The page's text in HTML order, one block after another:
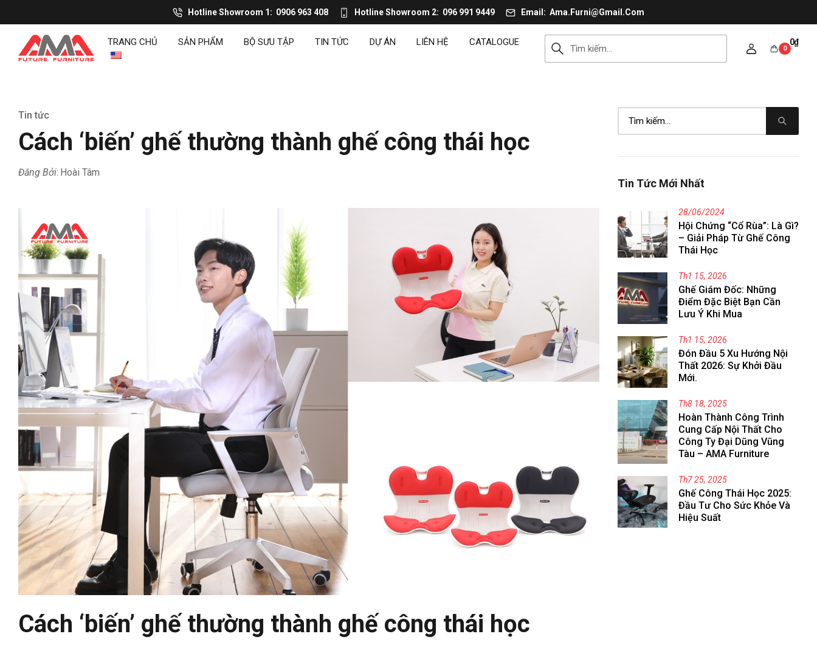
Hotline Showroom 1 0906 963 408 Hotline Showroom 2 096 991 9449 Email Ama.Furni@Gmail.Com
TRANG CHỦ SẢN PHẨM BỘ SƯU TẬP TIN TỨC DỰ ÁN LIÊN HỆ CATALOGUE 0₫
0
Tin Tức Mới Nhất
Hội Chứng “Cổ Rùa”: Là Gì?
– Giải Pháp Từ Ghế Công
Thái Học
28/06/2024
Ghế Giám Đốc: Những
Điểm Đặc Biệt Bạn Cần
Lưu Ý Khi Mua
Th1 15, 2026
Đón Đầu 5 Xu Hướng Nội
Thất 2026: Sự Khởi Đầu
Mới.
Th1 15, 2026
Hoàn Thành Công Trình
Cung Cấp Nội Thất Cho
Công Ty Đại Dũng Vũng
Tàu – AMA Furniture
Th8 18, 2025
Ghế Công Thái Học 2025:
Đầu Tư Cho Sức Khỏe Và
Hiệu Suất
Th7 25, 2025
Tin tức
Cách ‘biến’ ghế thường thành ghế công thái học
Đăng Bởi Hoài Tâm
Cách ‘biến’ ghế thường thành ghế công thái học